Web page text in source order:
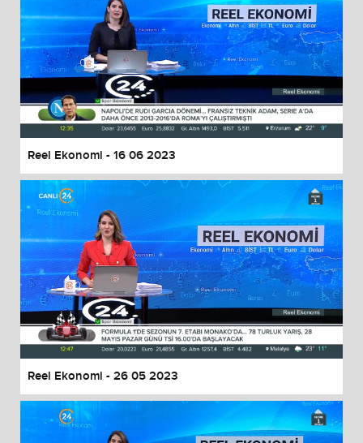
Reel Ekonomi - 16 06 2023
Reel Ekonomi - 26 05 2023